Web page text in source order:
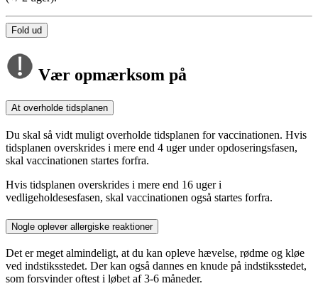
Fold ud
Vær opmærksom på
At overholde tidsplanen
Du skal så vidt muligt overholde tidsplanen for vaccinationen. Hvis
tidsplanen overskrides i mere end 4 uger under opdoseringsfasen,
skal vaccinationen startes forfra.
Hvis tidsplanen overskrides i mere end 16 uger i
vedligeholdesesfasen, skal vaccinationen også startes forfra.
Nogle oplever allergiske reaktioner
Det er meget almindeligt, at du kan opleve hævelse, rødme og kløe
ved indstiksstedet. Der kan også dannes en knude på indstiksstedet,
som forsvinder oftest i løbet af 3-6 måneder.